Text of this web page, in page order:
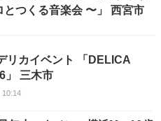
とつくる音楽会 〜」 西宮市
リカイベント 「DELICA
」 三木市
10:14